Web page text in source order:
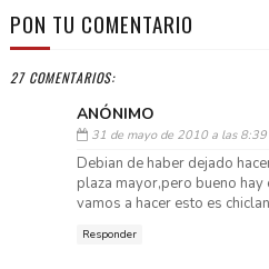
PON TU COMENTARIO
27 COMENTARIOS:
ANÓNIMO
31 de mayo de 2010 a las 8:39
Debian de haber dejado
plaza mayor,pero bueno
vamos a hacer esto es
Responder